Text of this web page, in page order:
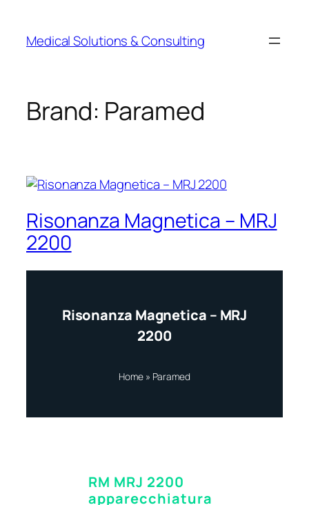
Medical Solutions & Consulting
Brand: Paramed
Risonanza Magnetica – MRJ
2200
Risonanza Magnetica – MRJ
2200
Home» Paramed
RM MRJ 2200
apparecchiatura